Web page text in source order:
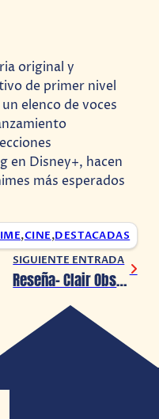
original y
de primer nivel
elenco de voces
en Disney+, hacen
más esperados
,CINE,DESTACADAS
SIGUIENTE ENTRADA
Reseña- Clair Obscur: Expedition 33 (PlayStation 5)